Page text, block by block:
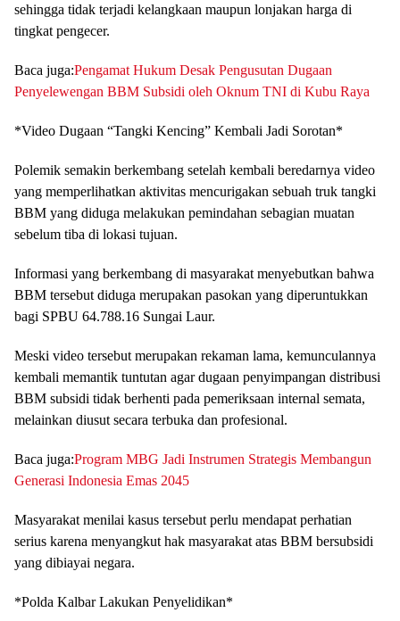
sehingga tidak terjadi kelangkaan maupun lonjakan harga di
tingkat pengecer.
Baca juga:Pengamat Hukum Desak Pengusutan Dugaan
Penyelewengan BBM Subsidi oleh Oknum TNI di Kubu Raya
*Video Dugaan “Tangki Kencing” Kembali Jadi Sorotan*
Polemik semakin berkembang setelah kembali beredarnya video
yang memperlihatkan aktivitas mencurigakan sebuah truk tangki
BBM yang diduga melakukan pemindahan sebagian muatan
sebelum tiba di lokasi tujuan.
Informasi yang berkembang di masyarakat menyebutkan bahwa
BBM tersebut diduga merupakan pasokan yang diperuntukkan
bagi SPBU 64.788.16 Sungai Laur.
Meski video tersebut merupakan rekaman lama, kemunculannya
kembali memantik tuntutan agar dugaan penyimpangan distribusi
BBM subsidi tidak berhenti pada pemeriksaan internal semata,
melainkan diusut secara terbuka dan profesional.
Baca juga:Program MBG Jadi Instrumen Strategis Membangun
Generasi Indonesia Emas 2045
Masyarakat menilai kasus tersebut perlu mendapat perhatian
serius karena menyangkut hak masyarakat atas BBM bersubsidi
yang dibiayai negara.
*Polda Kalbar Lakukan Penyelidikan*